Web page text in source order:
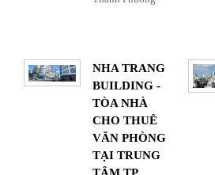
NHA TRANG
BUILDING -
TÒA NHÀ
CHO THUÊ
VĂN PHÒNG
TẠI TRUNG